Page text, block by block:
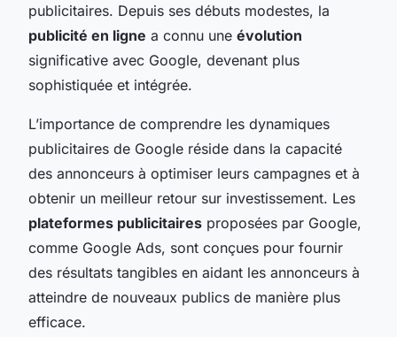
publicitaires. Depuis ses débuts modestes, la
publicité en ligne a connu une évolution
significative avec Google, devenant plus
sophistiquée et intégrée.
L’importance de comprendre les dynamiques
publicitaires de Google réside dans la capacité
des annonceurs à optimiser leurs campagnes et à
obtenir un meilleur retour sur investissement. Les
plateformes publicitaires proposées par Google,
comme Google Ads, sont conçues pour fournir
des résultats tangibles en aidant les annonceurs à
atteindre de nouveaux publics de manière plus
efficace.